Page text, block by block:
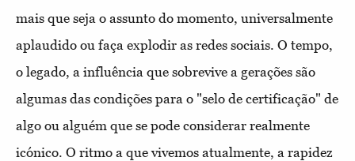
mais que seja o assunto do momento, universalmente
aplaudido ou faça explodir as redes sociais. O tempo,
o legado, a influência que sobrevive a gerações são
algumas das condições para o "selo de certificação" de
algo ou alguém que se pode considerar realmente
icónico. O ritmo a que vivemos atualmente, a rapidez